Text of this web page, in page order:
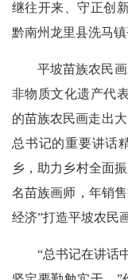
继往开来、守正创
黔南州龙里县洗马
平坡苗族农民
非物质文化遗产代
的苗族农民画走出
总书记的重要讲话
乡，助力乡村全面
名苗族画师，年销
经济”打造平坡农民
“总书记在讲话